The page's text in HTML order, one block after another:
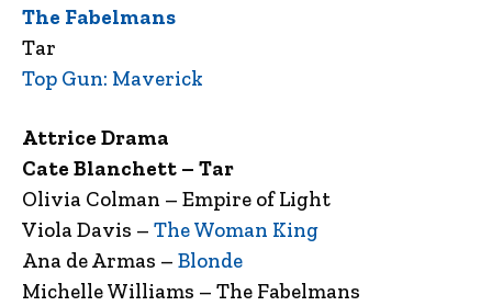
The Fabelmans
Tar
Top Gun: Maverick
Attrice Drama
Cate Blanchett – Tar
Olivia Colman – Empire of Light
Viola Davis – The Woman King
Ana de Armas – Blonde
Michelle Williams – The Fabelmans